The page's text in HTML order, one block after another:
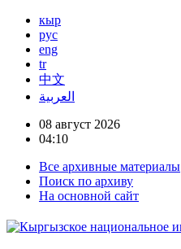
кыр
рус
eng
tr
中文
العربية
08 август 2026
04:10
Все архивные материалы
Поиск по архиву
На основной сайт